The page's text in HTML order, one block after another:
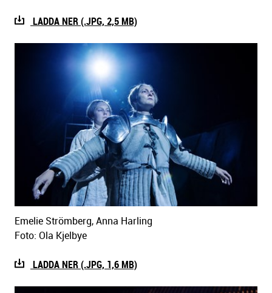
LADDA NER (.JPG, 2,5 MB)
Emelie Strömberg, Anna Harling
Foto: Ola Kjelbye
LADDA NER (.JPG, 1,6 MB)